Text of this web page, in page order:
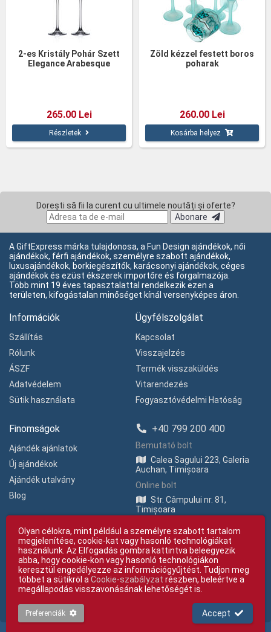
2-es Kristály Pohár Szett
Elegance Arabesque
265.00 Lei
Részletek
Zöld kézzel festett boros
poharak
260.00 Lei
Kosárba helyez
Dorești să fii la curent cu ultimele noutăți și oferte?
Abonare
A GiftExpress márka tulajdonosa, a Fun Design ajándékok, női
ajándékok, férfi ajándékok, személyre szabott ajándékok,
luxusajándékok, borkiegészítők, karácsonyi ajándékok, céges
ajándékok és ezüst ékszerek importőre és forgalmazója.
Több mint 19 éves tapasztalattal rendelkezik ezen a
területen, kifogástalan minőséget kínál versenyképes áron.
Információk
Szállítás
Rólunk
ÁSZF
Adatvédelem
Sütik használata
Ügyfélszolgálat
Kapcsolat
Visszajelzés
Termék visszaküldés
Vitarendezés
Fogyasztóvédelmi Hatóság
Finomságok
Ajándék ajánlatok
Új ajándékok
Ajándék utalvány
Blog
+40 799 200 400
Bemutató bolt
Calea Sagului 223, Galeria
Auchan, Timișoara
Online bolt
Str. Câmpului nr. 81,
Timișoara
Copyright © giftexpress.ro | Minden jog fenntartva
giftexpress.ro a következőhöz tartozik:Fun Design SRL (CUI RO 15651694,
giftexpress.ro sütiket használ. A feltüntetett árak az ÁFA-t tartalmazzák
Olyan célokra, mint például a személyre szabott tartalom
megjelenítése, cookie-kat vagy hasonló technológiákat
használunk. Az Elfogadás gombra kattintva beleegyezik
abba, hogy cookie-kon vagy hasonló technológiákon
keresztül engedélyezze az információgyűjtést. Tudjon meg
többet a sütikröl a Cookie-szabályzat részben, beleértve a
megállapodás visszavonásának lehetőségét is.
Preferenciák Accept